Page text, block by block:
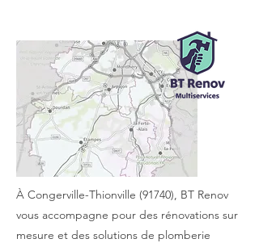
À Congerville-Thionville (91740), BT Renov
vous accompagne pour des rénovations sur
mesure et des solutions de plomberie